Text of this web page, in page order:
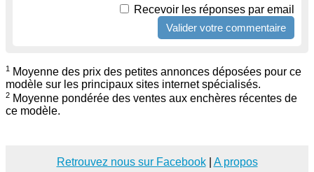
Recevoir les réponses par email
1
Moyenne des prix des petites annonces déposées pour ce
modèle sur les principaux sites internet spécialisés.
2 Moyenne pondérée des ventes aux enchères récentes de
ce modèle.
Retrouvez nous sur Facebook| A propos